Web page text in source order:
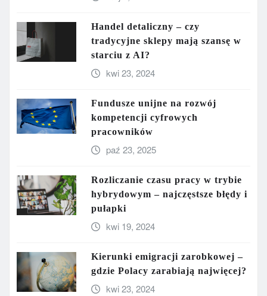
Handel detaliczny – czy
tradycyjne sklepy mają szansę w
starciu z AI?
kwi 23, 2024
Fundusze unijne na rozwój
kompetencji cyfrowych
pracowników
paź 23, 2025
Rozliczanie czasu pracy w trybie
hybrydowym – najczęstsze błędy i
pułapki
kwi 19, 2024
Kierunki emigracji zarobkowej –
gdzie Polacy zarabiają najwięcej?
kwi 23, 2024